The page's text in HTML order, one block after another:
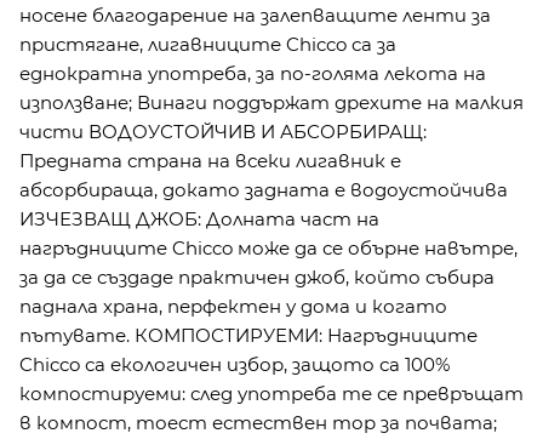
носене благодарение на залепващите ленти за
пристягане, лигавниците Chicco са за
еднократна употреба, за по-голяма лекота на
използване; Винаги поддържат дрехите на малкия
чисти ВОДОУСТОЙЧИВ И АБСОРБИРАЩ:
Предната страна на всеки лигавник е
абсорбираща, докато задната е водоустойчива
ИЗЧЕЗВАЩ ДЖОБ: Долната част на
нагръдниците Chicco може да се обърне навътре,
за да се създаде практичен джоб, който събира
паднала храна, перфектен у дома и когато
пътувате. КОМПОСТИРУЕМИ: Нагръдниците
Chicco са екологичен избор, защото са 100%
компостируеми: след употреба те се превръщат
в компост, тоест естествен тор за почвата;